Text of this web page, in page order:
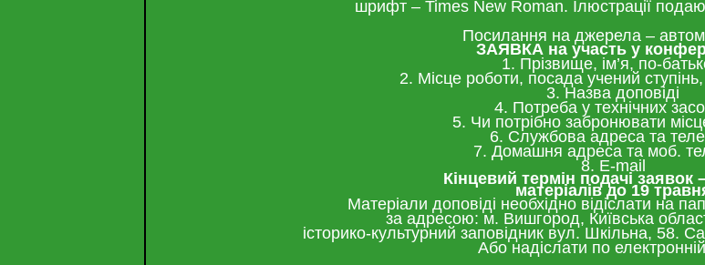
шрифт – Times New Roman. Ілюстрації
Посилання на джерела –
ЗАЯВКА на участь у
1. Прізвище, ім’я, по-
2. Місце роботи, посада учений
3. Назва доповіді
4. Потреба у технічних
5. Чи потрібно забронювати
6. Службова адреса та
7. Домашня адреса та моб.
8. E-mail
Кінцевий термін подачі заявок
матеріалів до 19
Матеріали доповіді необхідно відіслати на
за адресою: м. Вишгород, Київська
історико-культурний заповідник вул. Шкільна, 58.
Або надіслати по